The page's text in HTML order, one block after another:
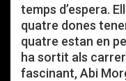
temps d’espera.
quatre dones
quatre estan en
ha sortit als
fascinant, Abi